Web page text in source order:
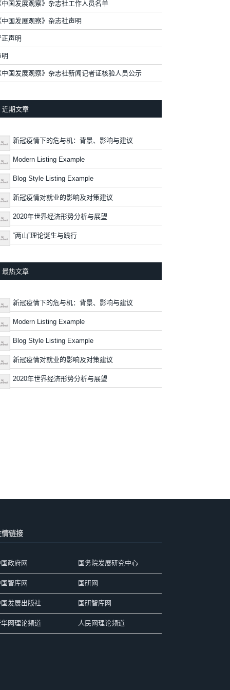
中国发展观察》杂志社工作人员名单
中国发展观察》杂志社声明
正声明
中国发展观察》杂志社新闻记者证核验人员公示
近期文章
新冠疫情下的危与机：背景、影响与建议
Modern Listing Example
Blog Style Listing Example
新冠疫情对就业的影响及对策建议
2020年世界经济形势分析与展望
“两山”理论诞生与践行
最热文章
新冠疫情下的危与机：背景、影响与建议
Modern Listing Example
Blog Style Listing Example
新冠疫情对就业的影响及对策建议
2020年世界经济形势分析与展望
链接
政府网 国务院发展研究中心
智库网 国研网
发展出版社 国研智库网
网理论频道 人民网理论频道